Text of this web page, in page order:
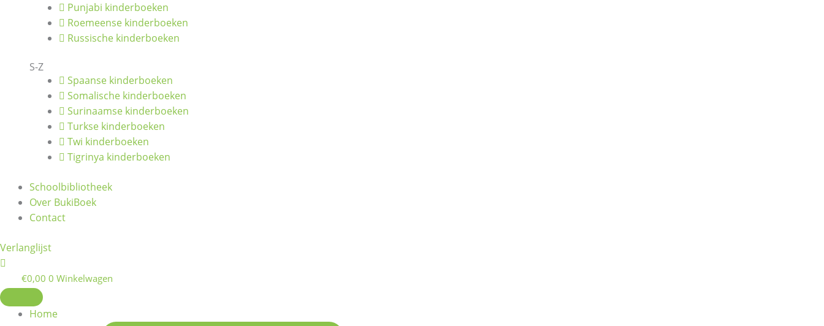
Punjabi kinderboeken
Roemeense kinderboeken
Russische kinderboeken
S-Z
Spaanse kinderboeken
Somalische kinderboeken
Surinaamse kinderboeken
Turkse kinderboeken
Twi kinderboeken
Tigrinya kinderboeken
Schoolbibliotheek
Over BukiBoek
Contact
Verlanglijst
€0,00 0 Winkelwagen
Home